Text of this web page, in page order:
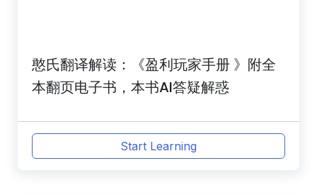
憨氏翻译解读：《盈利玩家手册 》附全
本翻页电子书，本书AI答疑解惑
Start Learning